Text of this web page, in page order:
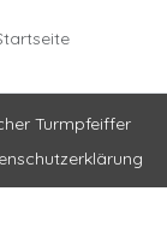
Turmpfeiffer